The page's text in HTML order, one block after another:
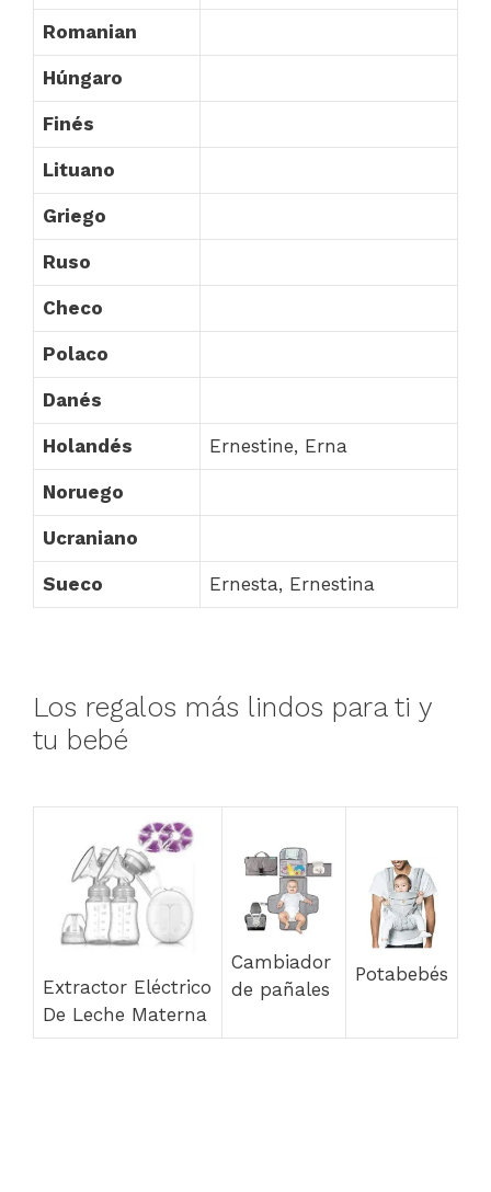
Romanian
Húngaro
Finés
Lituano
Griego
Ruso
Checo
Polaco
Danés
Holandés Ernestine, Erna
Noruego
Ucraniano
Sueco Ernesta, Ernestina
Los regalos más lindos para ti y
tu bebé
Extractor Eléctrico
De Leche Materna
Cambiador
de pañales
Potabebés